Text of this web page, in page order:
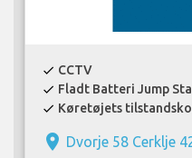
check CCTV
check Fladt Batteri Jump
check Køretøjets
place Dvorje 58 Cerklje